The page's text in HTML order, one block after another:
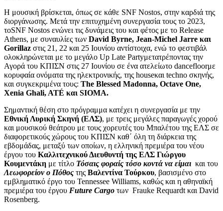
Η μουσική βρίσκεται, όπως σε κάθε SNF Nostos, στην καρδιά της
διοργάνωσης. Μετά την επιτυχημένη συνεργασία τους το 2023,
τoSNF Nostos ενώνει τις δυνάμεις του και φέτος με το Release
Athens, με συναυλίες των David Byrne, Jean-Michel Jarre και
Gorillaz στις 21, 22 και 25 Ιουνίου αντίστοιχα, ενώ το φεστιβάλ
ολοκληρώνεται με το μεγάλο Up Late Partyμετατρέποντας την
Αγορά του ΚΠΙΣΝ στις 27 Ιουνίου σε ένα ατελείωτο dancefloorμε
κορυφαία ονόματα της ηλεκτρονικής, της houseκαι techno σκηνής,
και συγκεκριμένα τους: Τhe Blessed Madonna, Οctave One,
Xenia Ghali, ATÉ και SIOMA.
Σημαντική θέση στο πρόγραμμα κατέχει η συνεργασία με την
Εθνική Λυρική Σκηνή (ΕΛΣ), με τρεις μεγάλες παραγωγές χορού
και μουσικού θεάτρου με τους χορευτές του Μπαλέτου της ΕΛΣ σε
διαφορετικούς χώρους του ΚΠΙΣΝ καθ΄ όλη τη διάρκεια της
εβδομάδας, μεταξύ των οποίων, η ελληνική πρεμιέρα του νέου
έργου του Καλλιτεχνικού Διευθυντή της ΕΛΣ Γιώργου
Κουμεντάκη με τίτλο Τόσαις φοραίς τόσο κοντά να είμαι και του
Λεωφορείον ο Πόθος της Βαλεντίνα Τούρκου, βασισμένο στο
εμβληματικό έργο του Tennessee Williams, καθώς και η αθηναϊκή
πρεμιέρα του έργου Future Cargo των Frauke Requardt και David
Rosenberg.